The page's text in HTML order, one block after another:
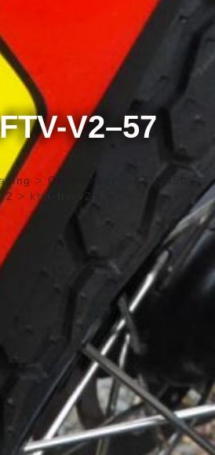
V2–57
> Café Racer
KTM 450
> ktm-ftv-v2–57